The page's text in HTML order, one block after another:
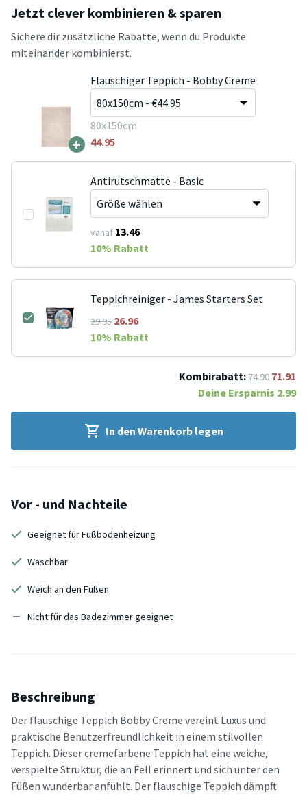
Jetzt clever kombinieren & sparen
Sichere dir zusätzliche Rabatte, wenn du Produkte
miteinander kombinierst.
+
Flauschiger Teppich - Bobby Creme
80x150cm
44.95
Antirutschmatte - Basic
vanaf 13.46
10% Rabatt
Teppichreiniger - James Starters Set
29.9526.96
10% Rabatt
Kombirabatt:74.90 71.91
Deine Ersparnis 2.99
In den Warenkorb legen
Vor - und Nachteile
Geeignet für Fußbodenheizung
Waschbar
Weich an den Füßen
Nicht für das Badezimmer geeignet
Beschreibung
Der flauschige Teppich Bobby Creme vereint Luxus und
praktische Benutzerfreundlichkeit in einem stilvollen
Teppich. Dieser cremefarbene Teppich hat eine weiche,
verspielte Struktur, die an Fell erinnert und sich unter den
Füßen wunderbar anfühlt. Der flauschige Teppich dämpft